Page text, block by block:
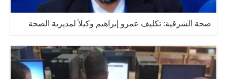
صحة الشرقية: تكليف عمرو إبراهيم وكيلاً لمديرية الصحة